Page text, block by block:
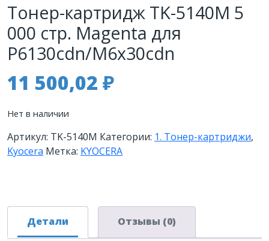
Тонер-картридж TK-5140M 5
000 стр. Magenta для
P6130cdn/M6x30cdn
11 500,02 ₽
Нет в наличии
Артикул: TK-5140M Категории: 1. Тонер-картриджи,
Kyocera Метка: KYOCERA
Детали Отзывы (0)